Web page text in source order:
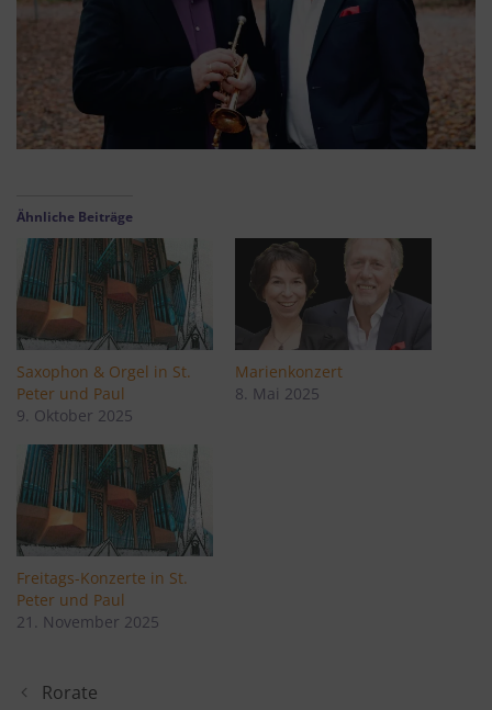
Ähnliche Beiträge
Saxophon & Orgel in St.
Peter und Paul
9. Oktober 2025
Marienkonzert
8. Mai 2025
Freitags-Konzerte in St.
Peter und Paul
21. November 2025
Rorate